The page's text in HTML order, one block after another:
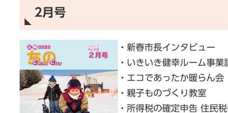
2月号
・新春市長インタビュー
・いきいき健幸ルーム事業
・エコであったか暖らん会
・親子ものづくり教室
・所得税の確定申告 住民